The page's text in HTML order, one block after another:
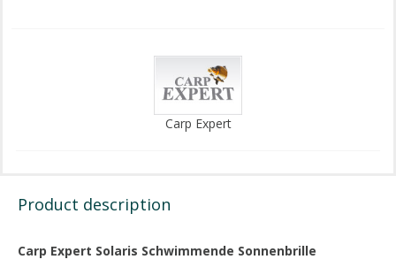
Carp Expert
Product description
Carp Expert Solaris Schwimmende Sonnenbrille